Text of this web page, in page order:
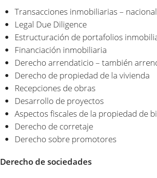
Transacciones inmobiliarias –
Legal Due Diligence
Estructuración de portafolios
Financiación inmobiliaria
Derecho arrendaticio – también
Derecho de propiedad de la vivienda
Recepciones de obras
Desarrollo de proyectos
Aspectos fiscales de la propiedad de
Derecho de corretaje
Derecho sobre promotores
Derecho de sociedades